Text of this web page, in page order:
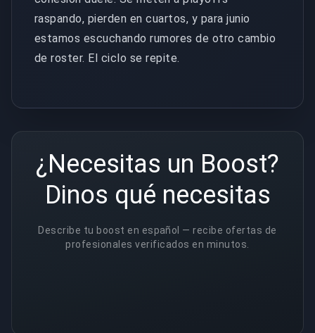
raspando, pierden en cuartos, y para junio
estamos escuchando rumores de otro cambio
de roster. El ciclo se repite.
¿Necesitas un Boost?
Dinos qué necesitas
Describe tu boost en español — recibe ofertas de
profesionales verificados en minutos.